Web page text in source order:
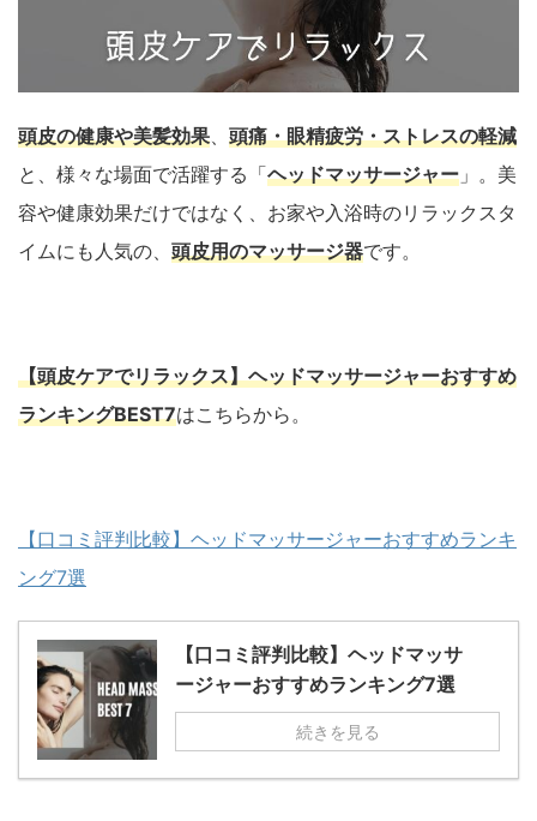
頭皮の健康や美髪効果、 頭痛・眼精疲労・ストレスの軽減
と、様々な場面で活躍する「ヘッドマッサージャー 」。美
容や健康効果だけではなく、お家や入浴時のリラックスタ
イムにも人気の、 頭皮用のマッサージ器です。
【頭皮ケアでリラックス】ヘッドマッサージャーおすすめ
ランキングBEST7はこちらから。
【口コミ評判比較】ヘッドマッサージャーおすすめランキ
ング7選
【口コミ評判比較】ヘッドマッサ
ージャーおすすめランキング7選
続きを見る